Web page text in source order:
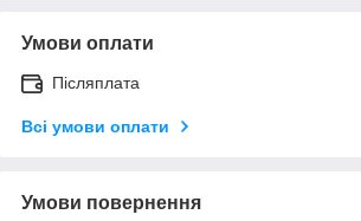
Умови оплати
Післяплата
Всі умови оплати
Умови повернення